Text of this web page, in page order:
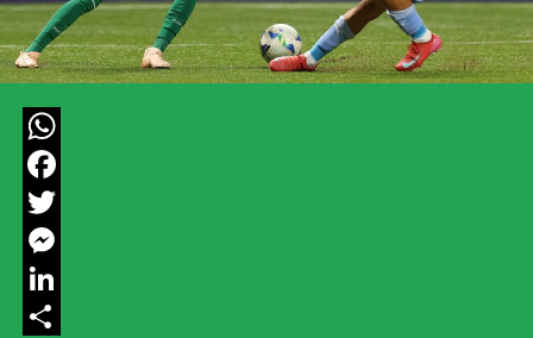
WhatsApp
Facebook
Twitter
Messenger
LinkedIn